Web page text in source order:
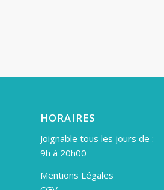
HORAIRES
Joignable tous les jours de :
9h à 20h00
Mentions Légales